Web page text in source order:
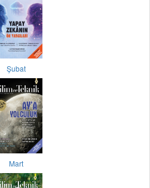
Şubat
Mart